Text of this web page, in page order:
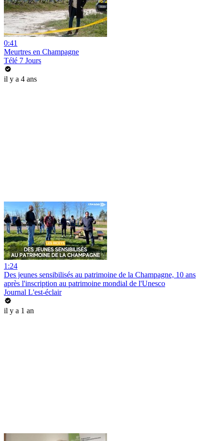
0:41
Meurtres en Champagne
Télé 7 Jours
il y a 4 ans
1:24
Des jeunes sensibilisés au patrimoine de la Champagne, 10 ans
après l'inscription au patrimoine mondial de l'Unesco
Journal L'est-éclair
il y a 1 an